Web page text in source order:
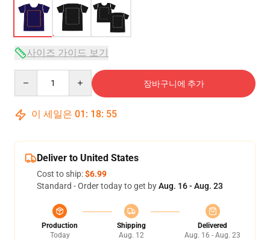
사이즈 가이드 보기
장바구니에 추가
이 세일은 01 : 18: 54
Deliver to United States
Cost to ship:$6.99
Standard - Order today to get byAug. 16 - Aug. 23
Production
Today
Shipping
Aug. 12
Delivered
Aug. 16 - Aug. 23